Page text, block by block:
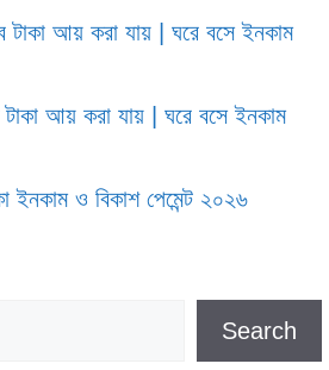
টাকা আয় করা যায় | ঘরে বসে ইনকাম
টাকা আয় করা যায় | ঘরে বসে ইনকাম
ইনকাম ও বিকাশ পেমেন্ট ২০২৬
Search